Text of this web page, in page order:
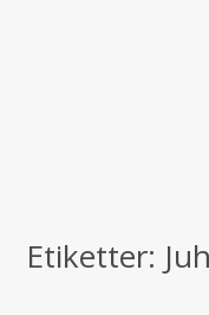
Etiketter: